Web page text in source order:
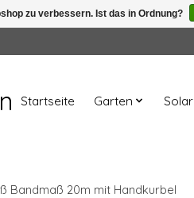
Startseite Garten Solar
Bandmaß 20m mit Handkurbel
zu verbessern. Ist das in Ordnung?